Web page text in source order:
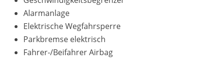
Alarmanlage
Elektrische Wegfahrsperre
Parkbremse elektrisch
Fahrer-/Beifahrer Airbag